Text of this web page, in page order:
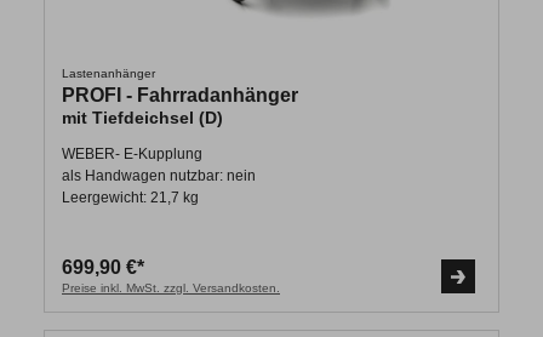
Lastenanhänger
PROFI - Fahrradanhänger
mit Tiefdeichsel (D)
WEBER- E-Kupplung
als Handwagen nutzbar: nein
Leergewicht: 21,7 kg
699,90 €*
Preise inkl. MwSt. zzgl. Versandkosten.